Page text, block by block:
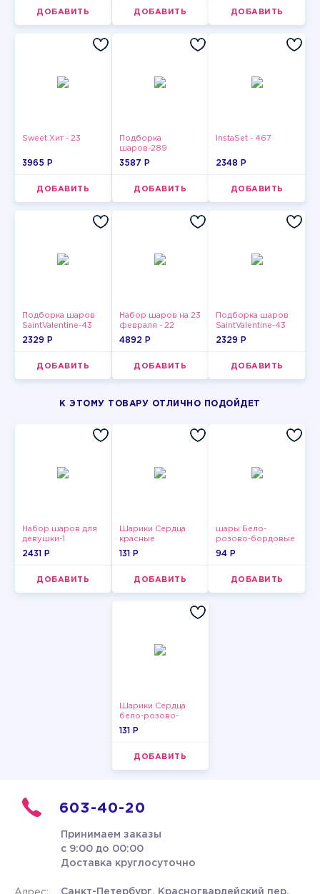
ДОБАВИТЬ ДОБАВИТЬ ДОБАВИТЬ
Sweet Хит - 23
3965 P
ДОБАВИТЬ
Подборка
шаров-289
3587 P
ДОБАВИТЬ
InstaSet - 467
2348 P
ДОБАВИТЬ
Подборка шаров
SaintValentine-43
2329 P
ДОБАВИТЬ
Набор шаров на 23
февраля - 22
4892 P
ДОБАВИТЬ
Подборка шаров
SaintValentine-43
2329 P
ДОБАВИТЬ
К ЭТОМУ ТОВАРУ ОТЛИЧНО ПОДОЙДЕТ
Набор шаров для
девушки-1
2431 P
ДОБАВИТЬ
Шарики Сердца
красные
131 P
ДОБАВИТЬ
шары Бело-
розово-бордовые
металлик
94 P
ДОБАВИТЬ
Шарики Сердца
бело-розово-
красные
131 P
ДОБАВИТЬ
603-40-20
Принимаем заказы
с 9:00 до 00:00
Доставка круглосуточно
Санкт-Петербург, Красногвардейский пер.